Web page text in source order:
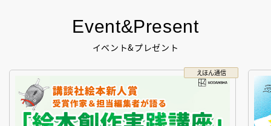
Event&Present
イベント&プレゼント
えほん通信